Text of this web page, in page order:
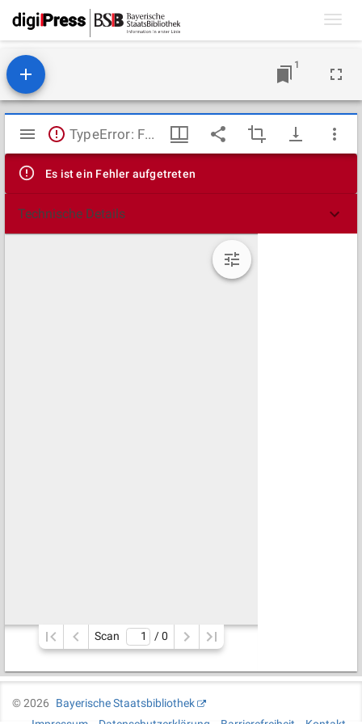
1
Mirador
Viewer
TypeError: Failed to fetch
Es ist ein Fehler aufgetreten
Technische Details
Scan / 0
©2026
Bayerische Staatsbibliothek